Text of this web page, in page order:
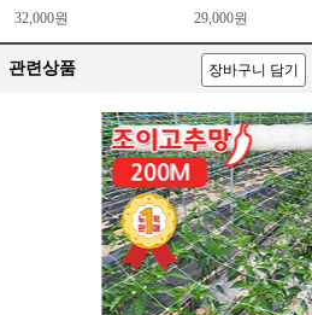
32,000원
29,000원
관련상품 장바구니 담기